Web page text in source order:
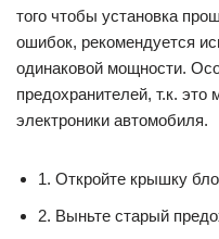
того чтобы установка
ошибок, рекомендуется
одинаковой мощности.
предохранителей, т.к. это
электроники автомобиля.
1. Откройте крышку
2. Выньте старый